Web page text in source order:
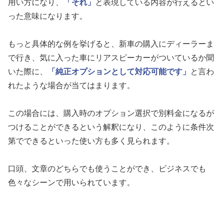
用い方になり、
「それ」
と表現している内容が行えるとい
った意味になります。
もっと具体的な例を挙げると、新車の購入にディーラーま
で行き、気に入った車にリアスピーカーがついているか聞
いた際に、
「純正オプションとして対応可能です」
と言わ
れたような場合が当てはまります。
この場合には、購入時のオプション選択で別料金になるが
つけることができるという解釈になり、このように条件次
第でできるといった使い方も多く見られます。
口頭、文章のどちらでも使うことができ、ビジネスでも
色々なシーンで用いられています。